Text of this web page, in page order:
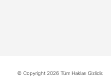
© Copyright 2026 Tüm Hakları Gizlidir.